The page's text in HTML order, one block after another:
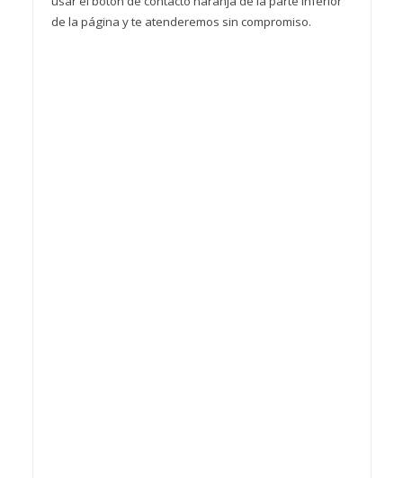
de la página y te atenderemos sin compromiso.